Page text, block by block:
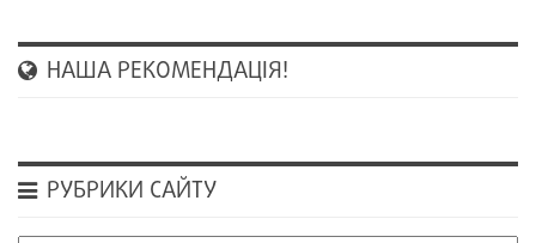
НАША РЕКОМЕНДАЦІЯ!
РУБРИКИ САЙТУ